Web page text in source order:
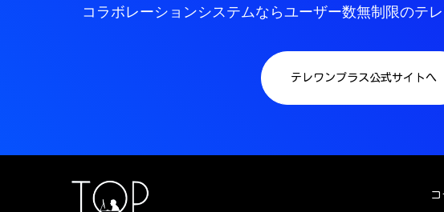
コラボレーションシステムならユーザー数無制限のテ
テレワンプラス公式サイトへ